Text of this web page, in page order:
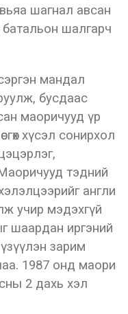
шагнал авсан
шалгарч
мандал
бусдаас
маоричууд үр
хүсэл сонирхол
тэдний
англи
учир мэдэхгүй
шаардан иргэний
зарим
1987 онд маори
2 дахь хэл